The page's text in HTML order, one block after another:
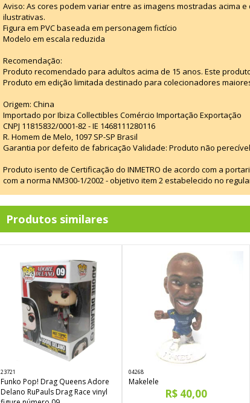
Aviso: As cores podem variar entre as imagens mostradas acima
ilustrativas.
Figura em PVC baseada em personagem fictício
Modelo em escala reduzida
Recomendação:
Produto recomendado para adultos acima de 15 anos. Este
Produto em edição limitada destinado para colecionadores
Origem: China
Importado por Ibiza Collectibles Comércio Importação Exportação
CNPJ 11815832/0001-82 - IE 1468111280116
R. Homem de Melo, 1097 SP-SP Brasil
Garantia por defeito de fabricação Validade: Produto não
Produto isento de Certificação do INMETRO de acordo com a
com a norma NM300-1/2002 - objetivo item 2 estabelecido no
Produtos similares
23721
Funko Pop! Drag Queens Adore
Delano RuPauls Drag Race vinyl
04268
Makelele
R$ 40,00